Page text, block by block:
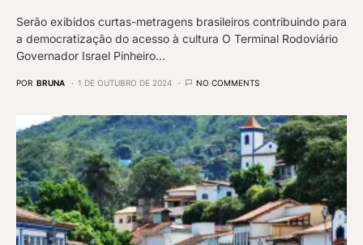
Serão exibidos curtas-metragens brasileiros contribuindo para
a democratização do acesso à cultura O Terminal Rodoviário
Governador Israel Pinheiro…
POR BRUNA 1 DE OUTUBRO DE 2024 NO COMMENTS